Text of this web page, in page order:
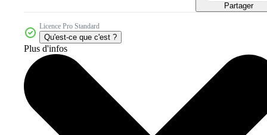
Partager
Licence Pro Standard
Qu'est-ce que c'est ?
Plus d'infos